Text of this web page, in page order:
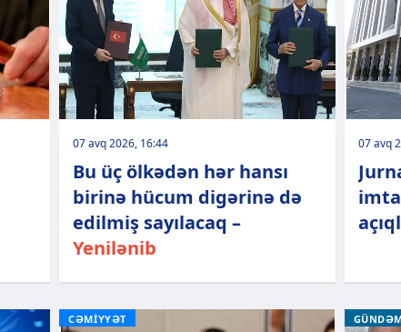
07 avq 2026, 16:44
Bu üç ölkədən hər hansı
birinə hücum digərinə də
edilmiş sayılacaq –
Yenilənib
07 avq
CƏMİYYƏT